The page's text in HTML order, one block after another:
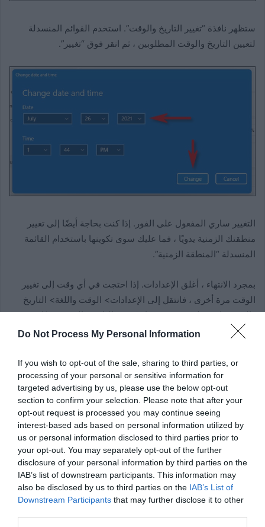
Do Not Process My Personal Information
If you wish to opt-out of the sale, sharing to third parties, or
processing of your personal or sensitive information for
targeted advertising by us, please use the below opt-out
section to confirm your selection. Please note that after your
opt-out request is processed you may continue seeing
interest-based ads based on personal information utilized by
us or personal information disclosed to third parties prior to
your opt-out. You may separately opt-out of the further
disclosure of your personal information by third parties on the
IAB’s list of downstream participants. This information may
also be disclosed by us to third parties on the IAB’s List of
Downstream Participants that may further disclose it to other
ستظهر نافذة “تغيير التاريخ والوقت”. استخدم القوائم المنسدلة
لتعيين التاريخ والوقت المطلوبين ، ثم انقر فوق “تغيير”.
التغيير ساري المفعول على الفور. إذا كنت بحاجة أيضًا إلى تغيير
منطقتك الزمنية يدويًا ، فما عليك سوى تكوينها باستخدام القائمة
المنسدلة “المنطقة الزمنية”.
بمجرد الانتهاء ، أغلق الإعدادات. إذا احتجت في أي وقت إلى تغيير
الوقت مرة أخرى ، فانتقل إلى الإعدادات> الوقت واللغة> التاريخ
والوقت وانقر على “تغيير” بجوار “تعيين التاريخ والوقت يدويًا”.
Windows 11
بشكل افتراضي ، يحصل Windows 11 على وقته تلقائيًا من
الإنترنت. ولكن إذا قمت بتعطيل هذه الميزة من قبل ، فمن السهل
إعادة تشغيل التاريخ والوقت تلقائيًا.
أولاً ، تأكد من اتصال جهاز الكمبيوتر الذي يعمل بنظام Windows 11
بالإنترنت. بعد ذلك ، افتح إعدادات Windows بالبحث عن
“الإعدادات” في قائمة “ابدأ” أو بالضغط على Windows + i على
لوحة المفاتيح.